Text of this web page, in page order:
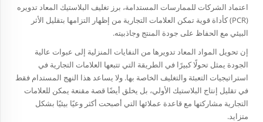
اعتماد الشركات للممارسات المستدامة، برز تغليف البلاستيك المعاد تدويره
(PCR) كأداة قوية تمكن العلامات التجارية من إظهار التزامها بتقليل الأثر
البيئي مع الحفاظ على جودة المنتج وجاذبيته.
إن تحويل المواد المعاد تدويرها من النفايات المنزلية إلى عبوات عالية
الجودة يمثل تحولًا كبيرًا في الطريقة التي تتبعها العلامات التجارية في
استراتيجيات التعبئة والتغليف الخاصة بها. ولا يساعد هذا النهج المستدام فقط
في تقليل إنتاج البلاستيك الأولي، بل يخلق أيضًا قصة مقنعة يمكن للعلامات
التجارية مشاركتها مع قاعدة عملائها التي أصبحت أكثر وعيًا بيئيًا بشكل
متزايد.